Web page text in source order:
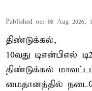
Published on: 08 Aug 2026,
திண்டுக்கல்,
10வது டிஎன்பிஎல்
திண்டுக்கல்
மைதானத்தில்